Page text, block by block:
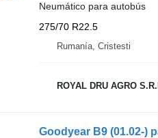
Neumático para autobús
275/70 R22.5
Rumanía, Cristesti
ROYAL DRU AGRO
Goodyear B9 (01.02-)